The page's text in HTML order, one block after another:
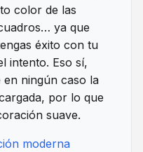
color de las
ya que
éxito con tu
intento. Eso sí,
ningún caso la
por lo que
suave.